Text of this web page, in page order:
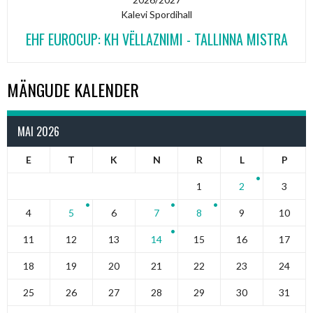
Kalevi Spordihall
EHF EUROCUP: KH VËLLAZNIMI - TALLINNA MISTRA
MÄNGUDE KALENDER
MAI 2026
E T K N R L P
1 2 3
4 5 6 7 8 9 10
11 12 13 14 15 16 17
18 19 20 21 22 23 24
25 26 27 28 29 30 31